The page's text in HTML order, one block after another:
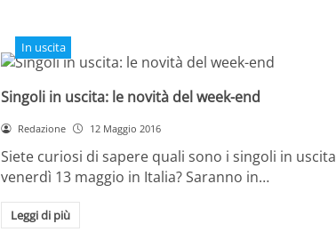
In uscita
Singoli in uscita: le novità del week-end
Redazione 12 Maggio 2016
Siete curiosi di sapere quali sono i singoli in uscita
venerdì 13 maggio in Italia? Saranno in…
Leggi di più